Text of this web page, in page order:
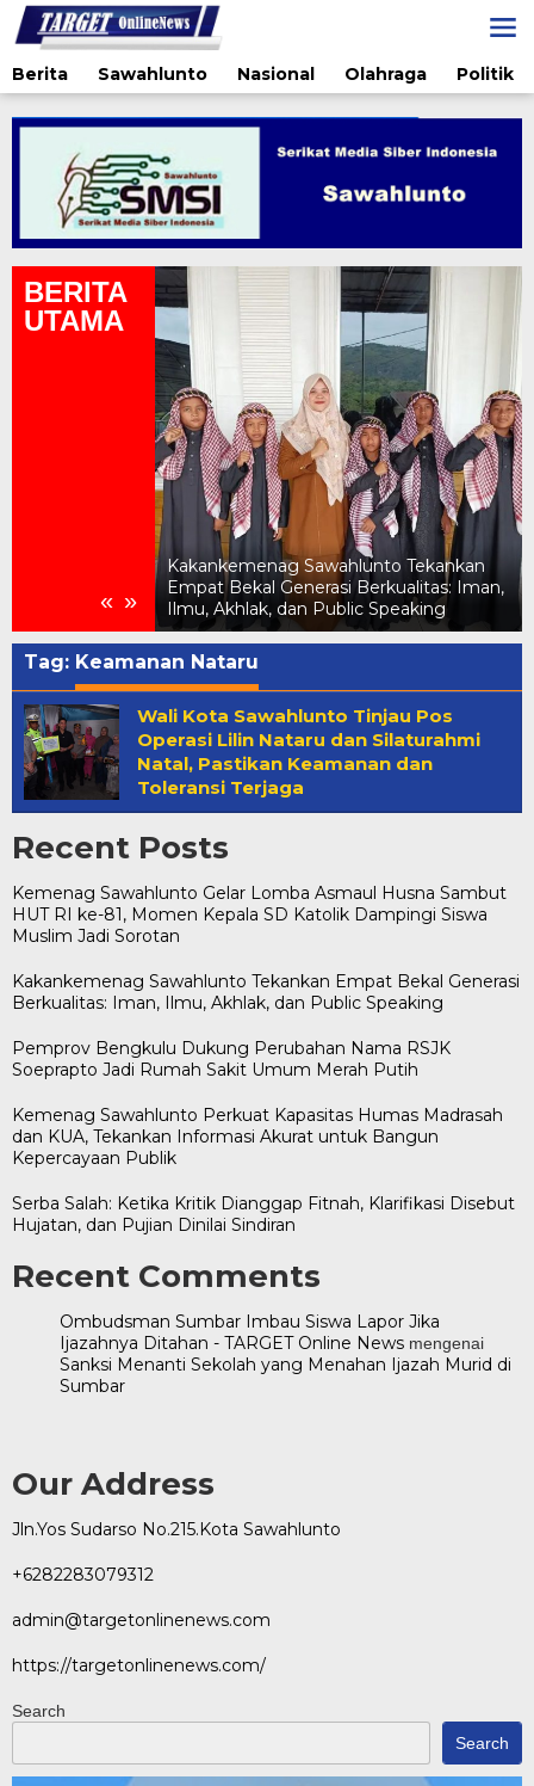
Lewati
ke
konten
Berita
Sawahlunto Nasional Olahraga Politik
BERITA
UTAMA
« »
Kakankemenag Sawahlunto Tekankan
Empat Bekal Generasi Berkualitas: Iman,
Ilmu, Akhlak, dan Public Speaking
Tag: Keamanan Nataru
Wali Kota Sawahlunto Tinjau Pos
Operasi Lilin Nataru dan Silaturahmi
Natal, Pastikan Keamanan dan
Toleransi Terjaga
Recent Posts
Kemenag Sawahlunto Gelar Lomba Asmaul Husna Sambut
HUT RI ke-81, Momen Kepala SD Katolik Dampingi Siswa
Muslim Jadi Sorotan
Kakankemenag Sawahlunto Tekankan Empat Bekal Generasi
Berkualitas: Iman, Ilmu, Akhlak, dan Public Speaking
Pemprov Bengkulu Dukung Perubahan Nama RSJK
Soeprapto Jadi Rumah Sakit Umum Merah Putih
Kemenag Sawahlunto Perkuat Kapasitas Humas Madrasah
dan KUA, Tekankan Informasi Akurat untuk Bangun
Kepercayaan Publik
Serba Salah: Ketika Kritik Dianggap Fitnah, Klarifikasi Disebut
Hujatan, dan Pujian Dinilai Sindiran
Recent Comments
Ombudsman Sumbar Imbau Siswa Lapor Jika
Ijazahnya Ditahan - TARGET Online News mengenai
Sanksi Menanti Sekolah yang Menahan Ijazah Murid di
Sumbar
Our Address
Jln.Yos Sudarso No.215.Kota Sawahlunto
+6282283079312
admin@targetonlinenews.com
https://targetonlinenews.com/
Search
Search